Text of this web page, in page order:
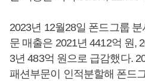
2023년 12월28일 폰드그룹
문 매출은 2021년 4412억 원,
3년 483억 원으로 급감했다.
패션부문이 인적분할해 폰드